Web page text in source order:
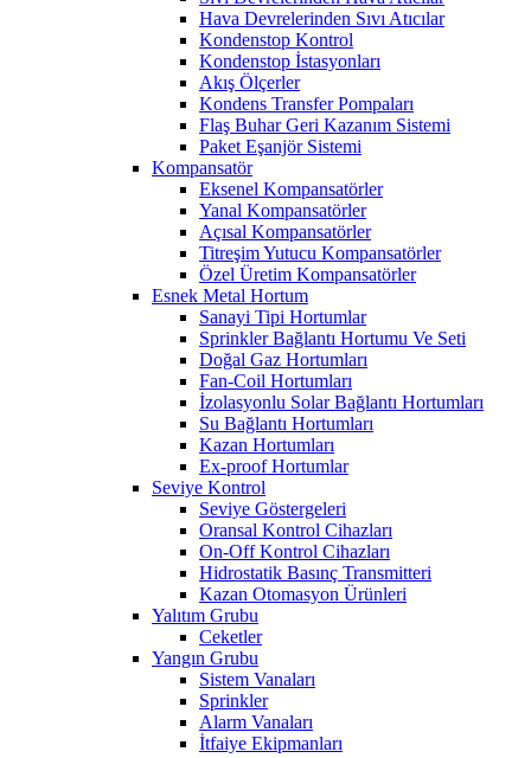
Hava Devrelerinden Sıvı Atıcılar
Kondenstop Kontrol
Kondenstop İstasyonları
Akış Ölçerler
Kondens Transfer Pompaları
Flaş Buhar Geri Kazanım Sistemi
Paket Eşanjör Sistemi
Kompansatör
Eksenel Kompansatörler
Yanal Kompansatörler
Açısal Kompansatörler
Titreşim Yutucu Kompansatörler
Özel Üretim Kompansatörler
Esnek Metal Hortum
Sanayi Tipi Hortumlar
Sprinkler Bağlantı Hortumu Ve Seti
Doğal Gaz Hortumları
Fan-Coil Hortumları
İzolasyonlu Solar Bağlantı Hortumları
Su Bağlantı Hortumları
Kazan Hortumları
Ex-proof Hortumlar
Seviye Kontrol
Seviye Göstergeleri
Oransal Kontrol Cihazları
On-Off Kontrol Cihazları
Hidrostatik Basınç Transmitteri
Kazan Otomasyon Ürünleri
Yalıtım Grubu
Ceketler
Yangın Grubu
Sistem Vanaları
Sprinkler
Alarm Vanaları
İtfaiye Ekipmanları